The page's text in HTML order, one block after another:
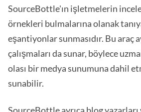
SourceBottle'ın işletmelerin
örnekleri bulmalarına olanak
eşantiyonlar sunmasıdır. Bu araç
çalışmaları da sunar, böylece
olası bir medya sunumuna dahil
sunabilir.